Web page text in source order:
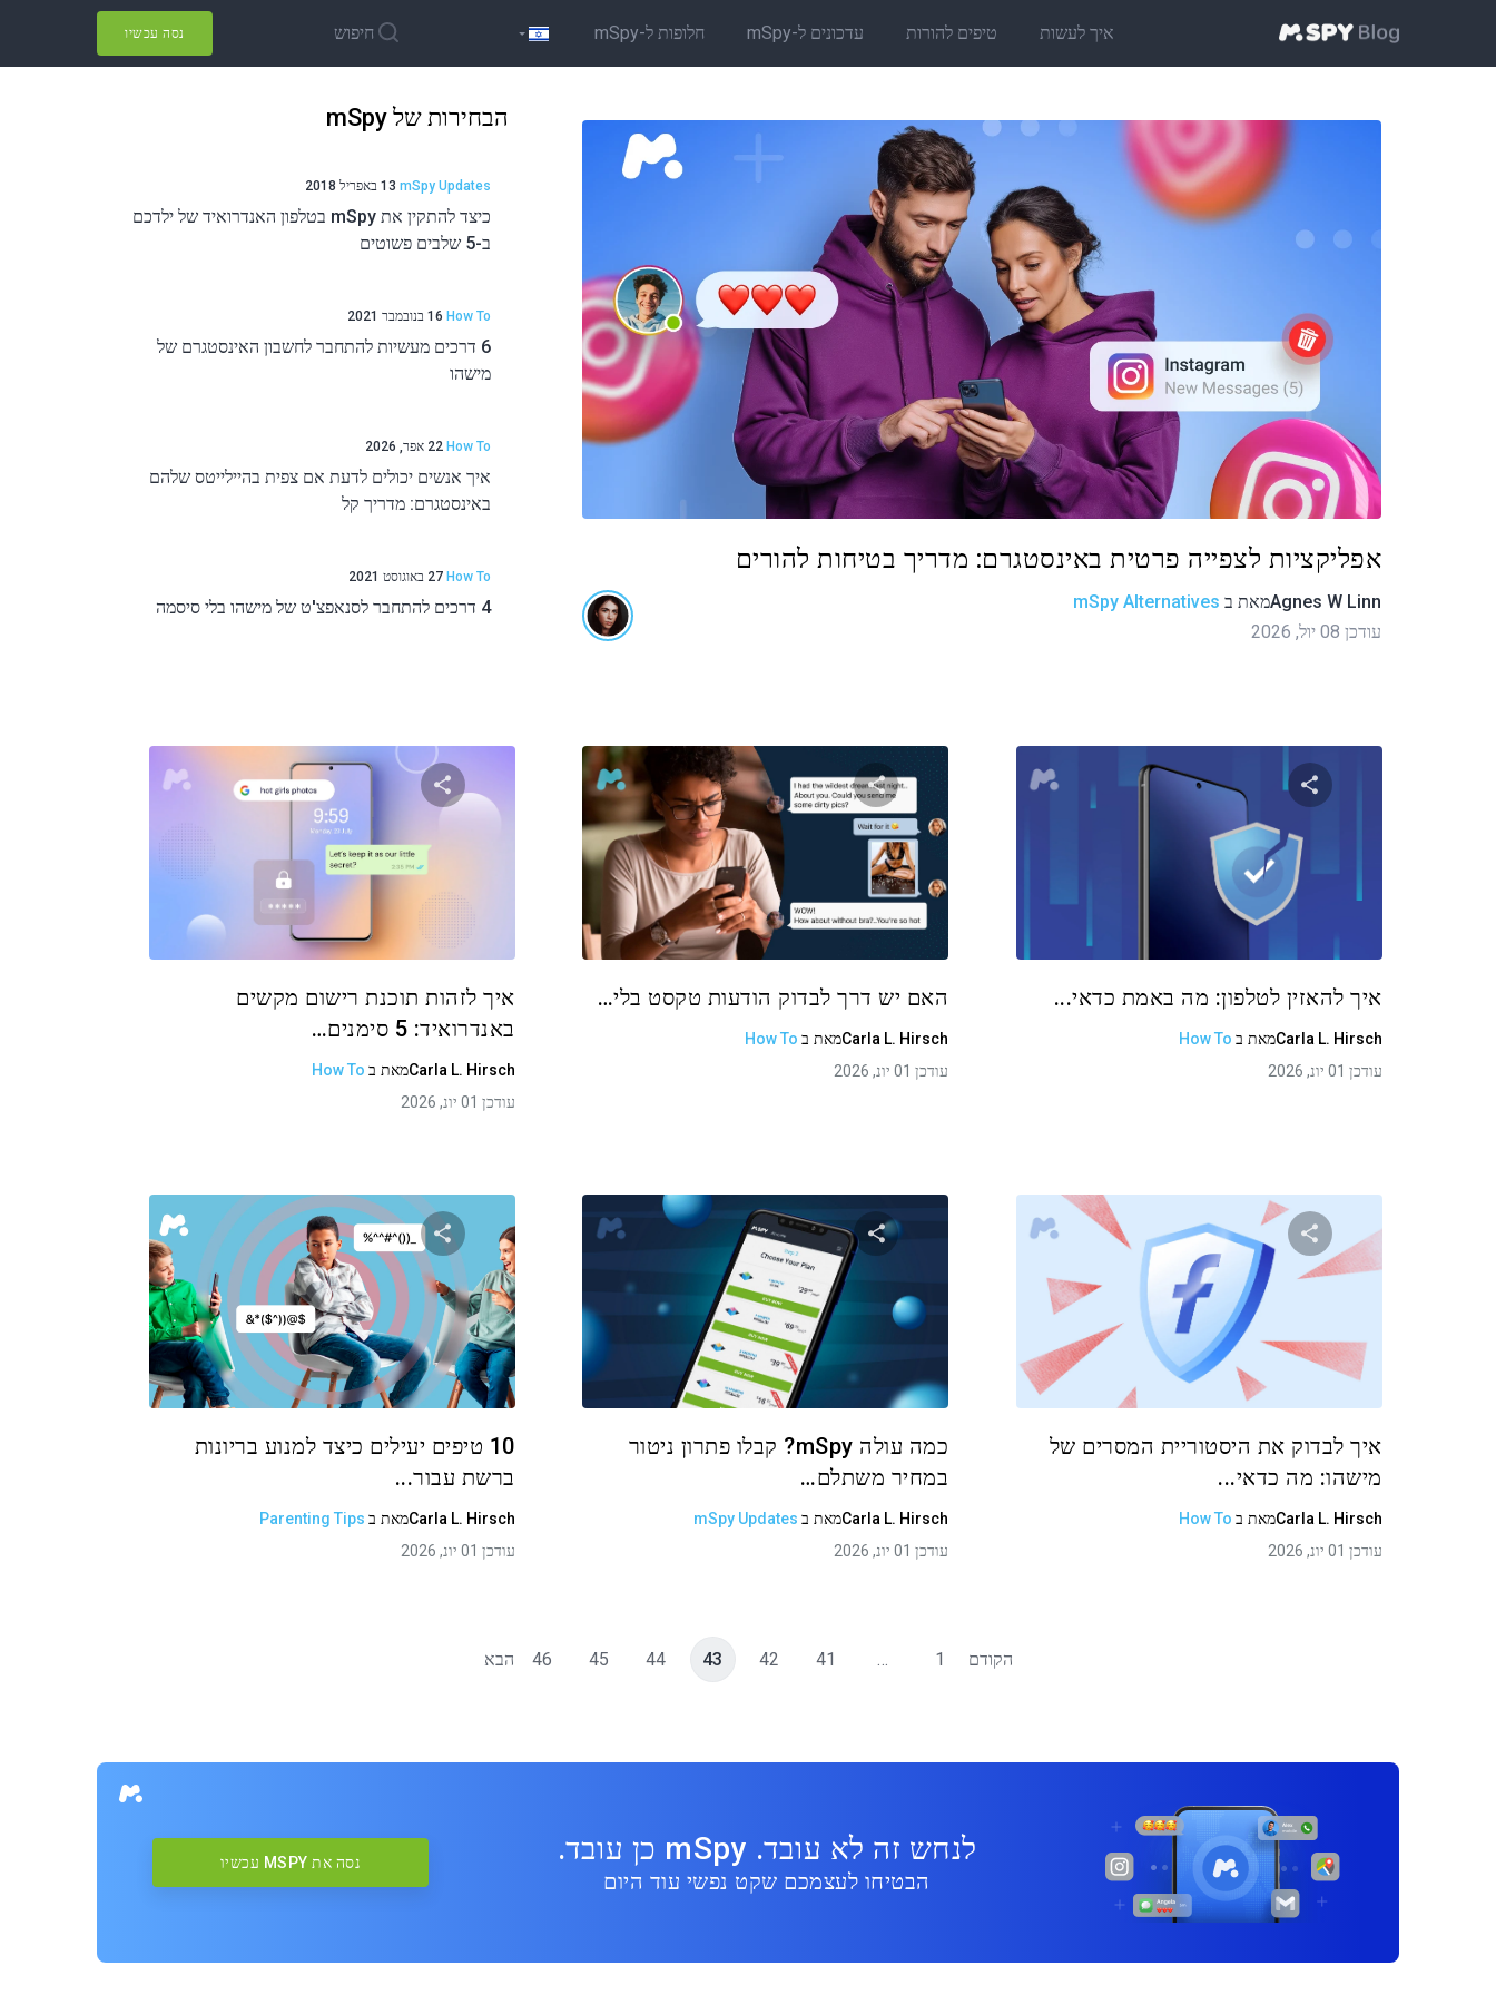
איך לעשות טיפים להורות עדכונים ל-mSpy חלופות ל-mSpy חיפוש נסה עכשיו
אפליקציות לצפייה פרטית באינסטגרם: מדריך בטיחות להורים
Agnes W Linnמאת ב mSpy Alternatives
עודכן 08 יול, 2026
הבחירות של mSpy
mSpy Updates 13 באפריל 2018
כיצד להתקין את mSpy בטלפון האנדרואיד של ילדכם
ב-5 שלבים פשוטים
How To 16 בנובמבר 2021
6 דרכים מעשיות להתחבר לחשבון האינסטגרם של
מישהו
How To 22 אפר, 2026
איך אנשים יכולים לדעת אם צפית בהיילייטס שלהם
באינסטגרם: מדריך קל
How To 27 באוגוסט 2021
4 דרכים להתחבר לסנאפצ'ט של מישהו בלי סיסמה
שתף מאמר זה
איך להאזין לטלפון: מה באמת כדאי...
Carla L. Hirschמאת ב How To
עודכן 01 יונ, 2026
שתף מאמר זה
פייסבוק העתקת קישור
האם יש דרך לבדוק הודעות טקסט בלי…
Carla L. Hirschמאת ב How To
עודכן 01 יונ, 2026
שתף מאמר זה
טוויטר פייסבוק
איך לזהות תוכנת רישום מקשים
באנדרואיד: 5 סימנים…
Carla L. Hirschמאת ב How To
עודכן 01 יונ, 2026
שתף מאמר זה
פייסבוק
איך לבדוק את היסטוריית המסרים של
מישהו: מה כדאי...
Carla L. Hirschמאת ב How To
עודכן 01 יונ, 2026
שתף מאמר זה
טוויטר פייסבוק העתקת קישור
כמה עולה mSpy? קבלו פתרון ניטור
במחיר משתלם…
Carla L. Hirschמאת ב mSpy Updates
עודכן 01 יונ, 2026
שתף מאמר זה
טוויטר פייסבוק העתקת קישור
10 טיפים יעילים כיצד למנוע בריונות
ברשת עבור...
Carla L. Hirschמאת ב Parenting Tips
עודכן 01 יונ, 2026
הקודם 1
…
41
42
43
44
45
46 הבא
לנחש זה לא עובד. mSpy כן עובד.
הבטיחו לעצמכם שקט נפשי עוד היום
נסה את MSPY עכשיו